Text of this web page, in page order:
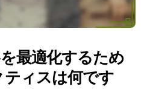
最適化するため
ィスは何です